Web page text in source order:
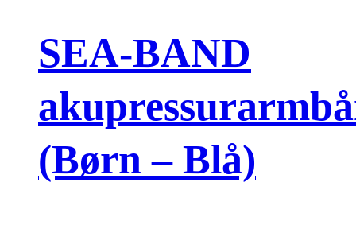
SEA-BAND
(Børn – Blå)